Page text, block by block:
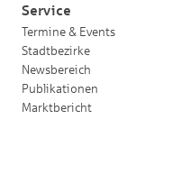
Service
Termine & Events
Stadtbezirke
Newsbereich
Publikationen
Marktbericht